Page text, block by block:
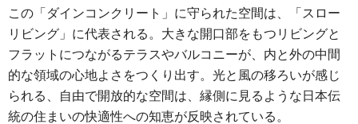
この「ダインコンクリート」に守られた空間は、「スロー
リビング」に代表される。大きな開口部をもつリビングと
フラットにつながるテラスやバルコニーが、内と外の中間
的な領域の心地よさをつくり出す。光と風の移ろいが感じ
られる、自由で開放的な空間は、縁側に見るような日本伝
統の住まいの快適性への知恵が反映されている。